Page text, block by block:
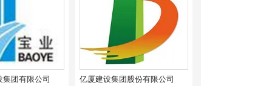
团有限公司 亿厦建设集团股份有限公司